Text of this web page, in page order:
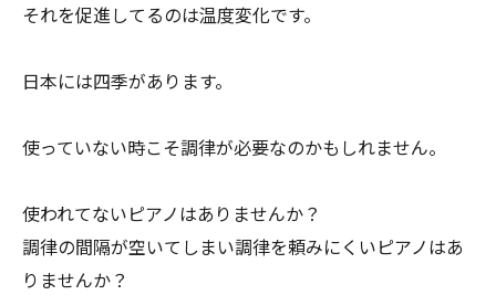
それを促進してるのは温度変化です。
日本には四季があります。
使っていない時こそ調律が必要なのかもしれません。
使われてないピアノはありませんか？
調律の間隔が空いてしまい調律を頼みにくいピアノはあ
りませんか？